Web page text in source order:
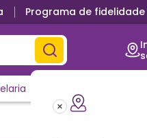
Programa de fidelidade